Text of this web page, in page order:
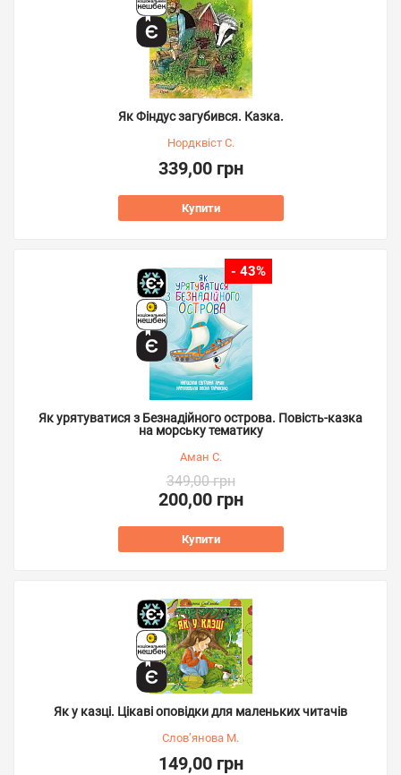
Як Фіндус загубився. Казка.
Нордквіст С.
339,00 грн
Купити
- 43%
Як урятуватися з Безнадійного острова. Повість-казка
на морську тематику
Аман С.
349,00 грн
200,00 грн
Купити
Як у казці. Цікаві оповідки для маленьких читачів
Слов’янова М.
149,00 грн